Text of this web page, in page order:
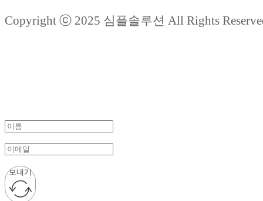
Copyright ⓒ 2025 심플솔루션 All Rights
보내기